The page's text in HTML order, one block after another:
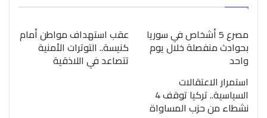
ضرورة اتباع نهج متكامل
لمواجهة إدمان المخدرات
مصرع 5 أشخاص في سوريا
بحوادث منفصلة خلال يوم
واحد
عقب استهداف مواطن أمام
كنيسة.. التوترات الأمنية
تتصاعد في اللاذقية
استمرار الاعتقالات
السياسية.. تركيا توقف 4
نشطاء من حزب المساواة